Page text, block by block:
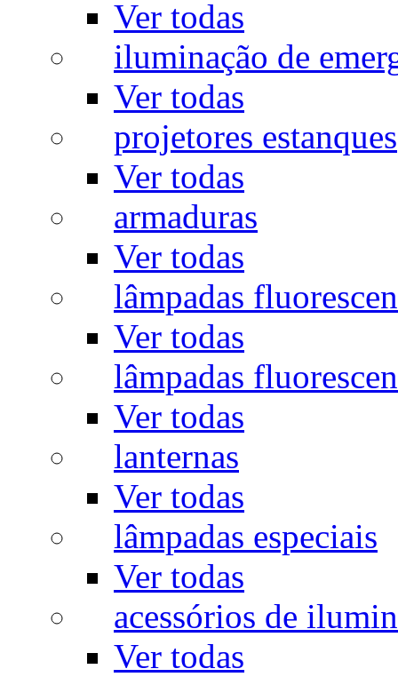
Ver todas
iluminação de
Ver todas
projetores estanques
Ver todas
armaduras
Ver todas
lâmpadas
Ver todas
lâmpadas
Ver todas
lanternas
Ver todas
lâmpadas especiais
Ver todas
acessórios de
Ver todas